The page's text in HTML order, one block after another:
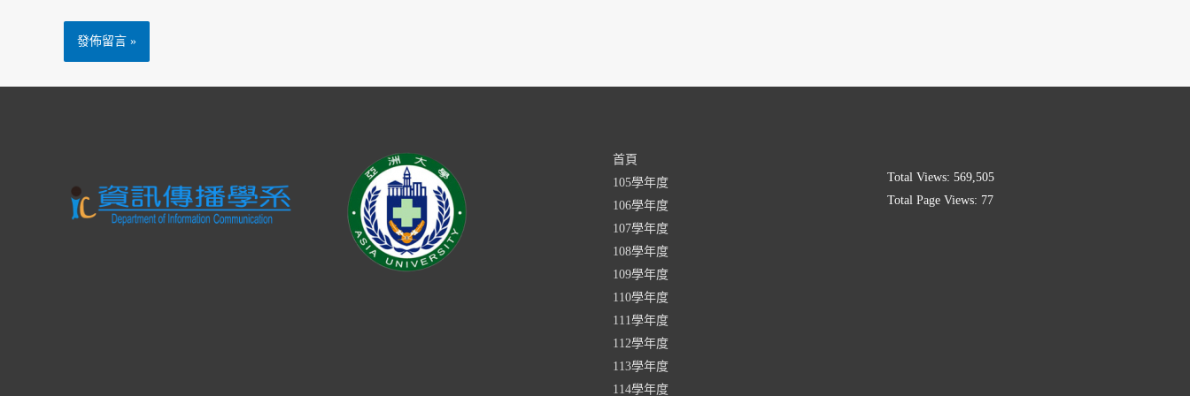
首頁
105學年度
106學年度
107學年度
108學年度
109學年度
110學年度
111學年度
112學年度
113學年度
114學年度
Total Views: 569,505
Total Page Views: 77